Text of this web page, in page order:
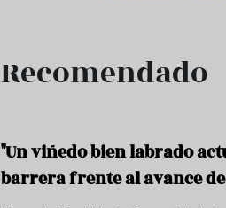
Recomendado
"Un viñedo bien labrado
barrera frente al avance